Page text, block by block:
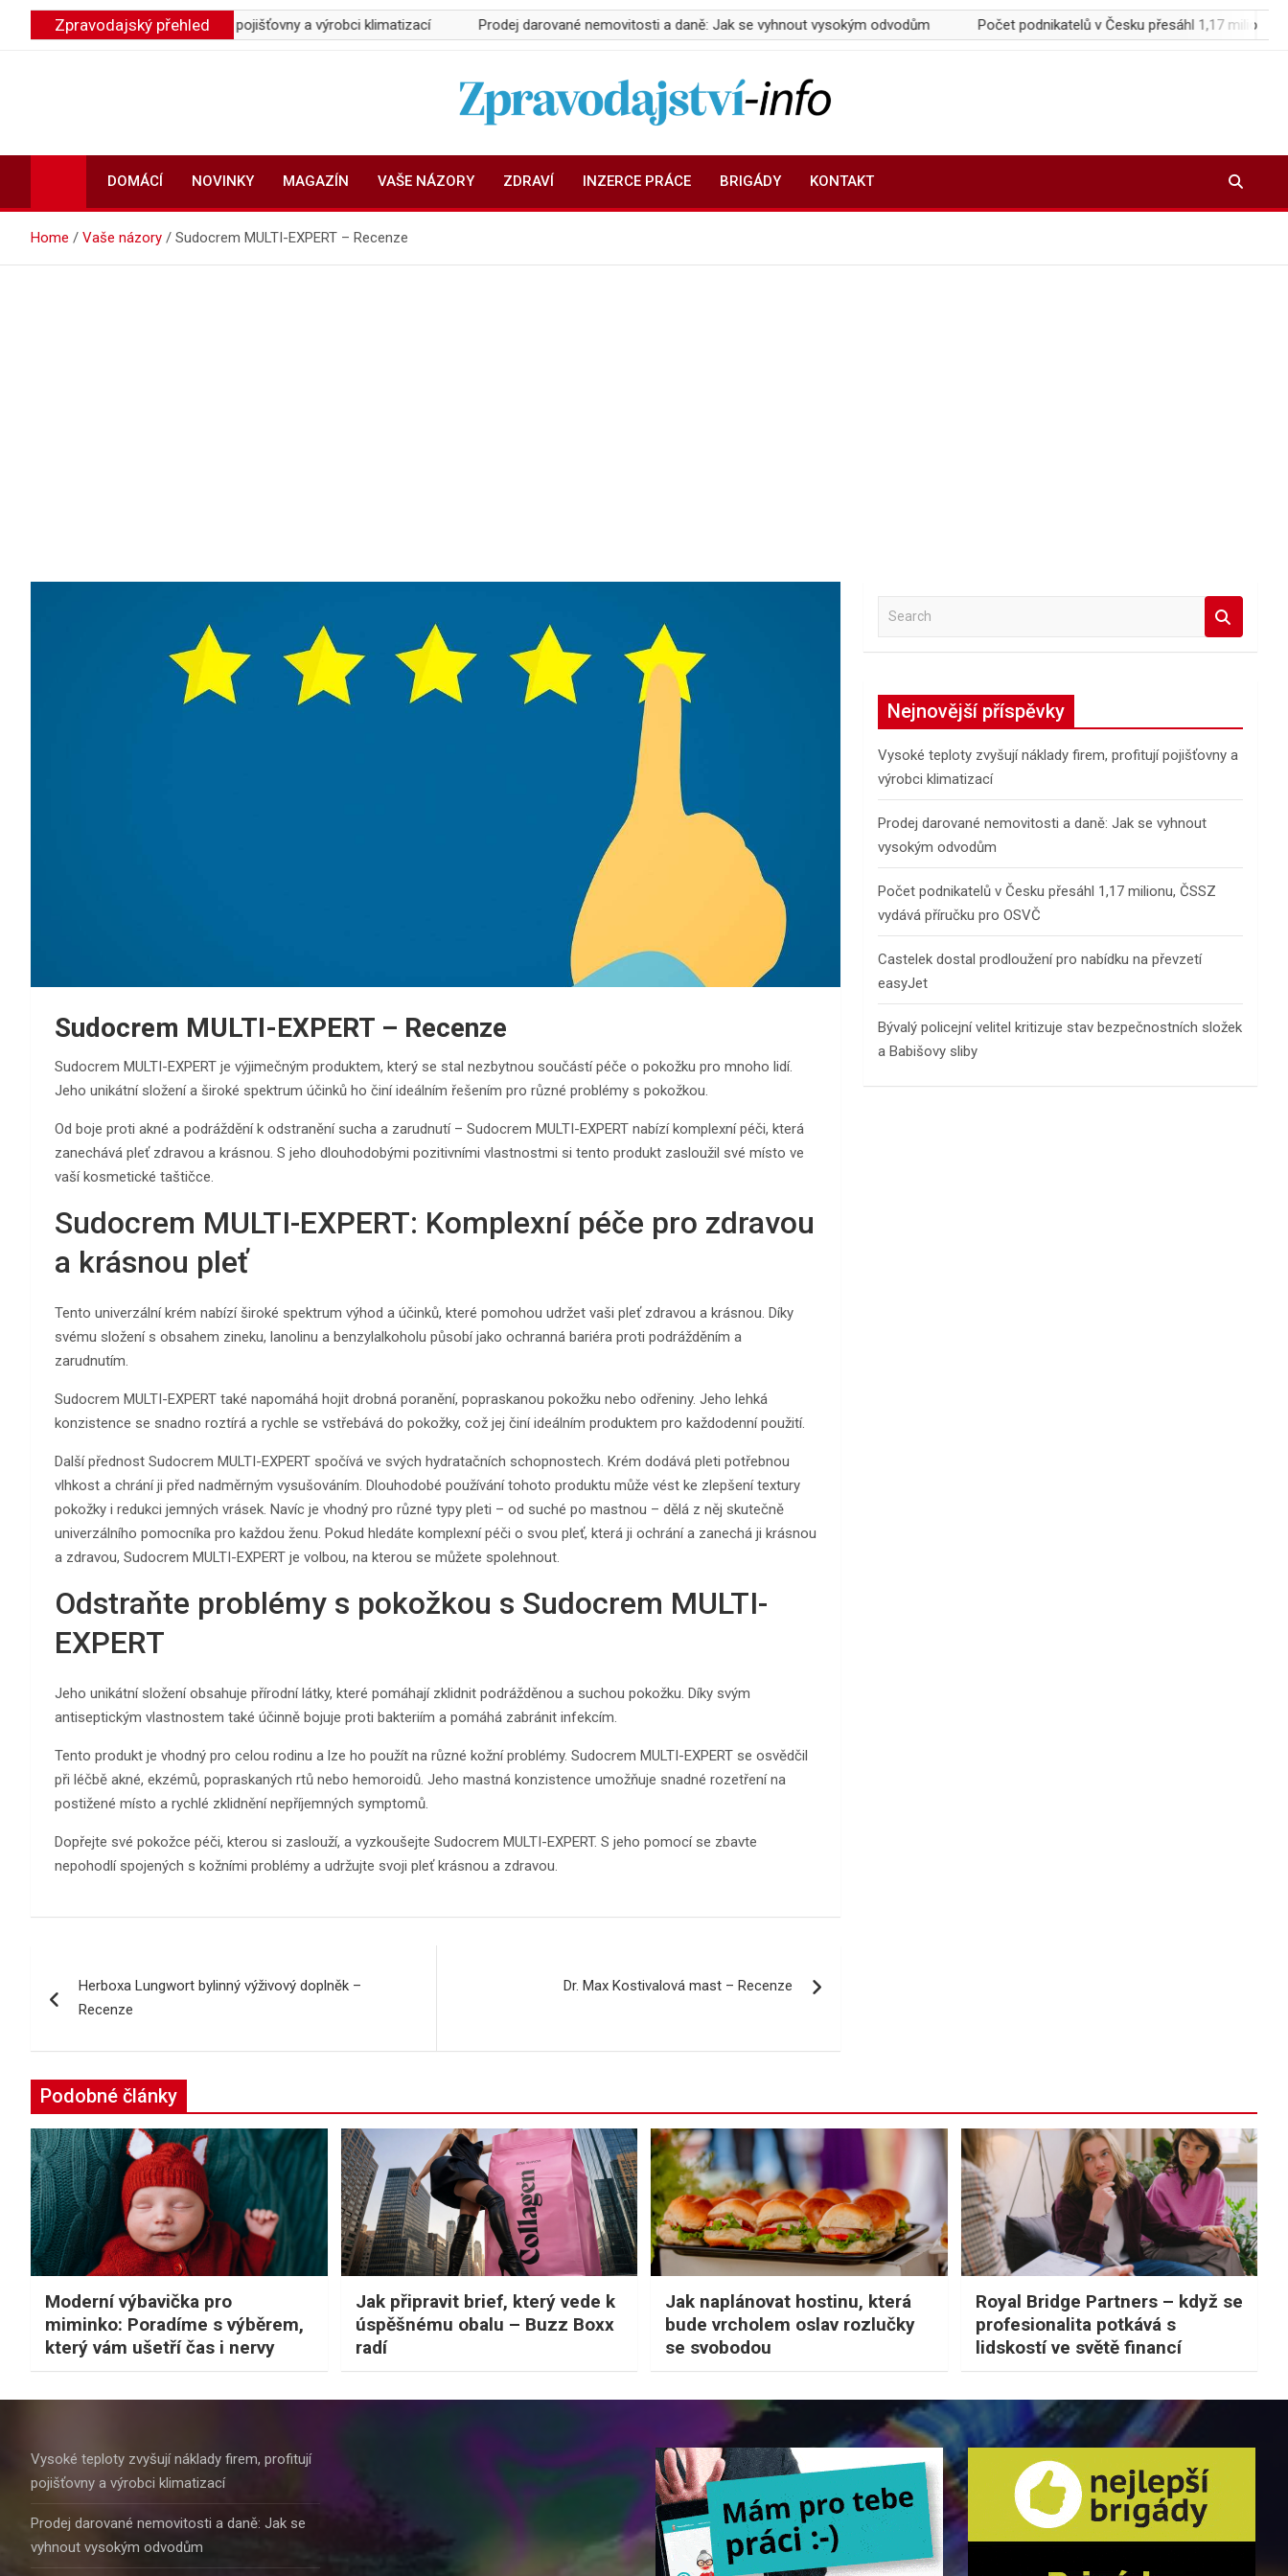
Zpravodajský přehled
náklady firem, profitují pojišťovny a výrobci klimatizací Prodej darované nemovitosti a daně: Jak se vyhnout vysokým odvodům Počet podnikatelů v Česku přesáhl 1,17 milionu, ČSSZ
Zpravodajství-info.cz
DOMÁCÍ NOVINKY MAGAZÍN VAŠE NÁZORY ZDRAVÍ INZERCE PRÁCE BRIGÁDY KONTAKT
Home Vaše názory Sudocrem MULTI-EXPERT – Recenze
Sudocrem MULTI-EXPERT – Recenze
Sudocrem MULTI-EXPERT je výjimečným produktem, který se stal nezbytnou součástí péče o pokožku pro mnoho lidí.
Jeho unikátní složení a široké spektrum účinků ho činí ideálním řešením pro různé problémy s pokožkou.
Od boje proti akné a podráždění k odstranění sucha a zarudnutí – Sudocrem MULTI-EXPERT nabízí komplexní péči, která
zanechává pleť zdravou a krásnou. S jeho dlouhodobými pozitivními vlastnostmi si tento produkt zasloužil své místo ve
vaší kosmetické taštičce.
Sudocrem MULTI-EXPERT: Komplexní péče pro zdravou
a krásnou pleť
Tento univerzální krém nabízí široké spektrum výhod a účinků, které pomohou udržet vaši pleť zdravou a krásnou. Díky
svému složení s obsahem zineku, lanolinu a benzylalkoholu působí jako ochranná bariéra proti podrážděním a
zarudnutím.
Sudocrem MULTI-EXPERT také napomáhá hojit drobná poranění, popraskanou pokožku nebo odřeniny. Jeho lehká
konzistence se snadno roztírá a rychle se vstřebává do pokožky, což jej činí ideálním produktem pro každodenní použití.
Další přednost Sudocrem MULTI-EXPERT spočívá ve svých hydratačních schopnostech. Krém dodává pleti potřebnou
vlhkost a chrání ji před nadměrným vysušováním. Dlouhodobé používání tohoto produktu může vést ke zlepšení textury
pokožky i redukci jemných vrásek. Navíc je vhodný pro různé typy pleti – od suché po mastnou – dělá z něj skutečně
univerzálního pomocníka pro každou ženu. Pokud hledáte komplexní péči o svou pleť, která ji ochrání a zanechá ji krásnou
a zdravou, Sudocrem MULTI-EXPERT je volbou, na kterou se můžete spolehnout.
Odstraňte problémy s pokožkou s Sudocrem MULTI-
EXPERT
Jeho unikátní složení obsahuje přírodní látky, které pomáhají zklidnit podrážděnou a suchou pokožku. Díky svým
antiseptickým vlastnostem také účinně bojuje proti bakteriím a pomáhá zabránit infekcím.
Tento produkt je vhodný pro celou rodinu a lze ho použít na různé kožní problémy. Sudocrem MULTI-EXPERT se osvědčil
při léčbě akné, ekzémů, popraskaných rtů nebo hemoroidů. Jeho mastná konzistence umožňuje snadné rozetření na
postižené místo a rychlé zklidnění nepříjemných symptomů.
Dopřejte své pokožce péči, kterou si zaslouží, a vyzkoušejte Sudocrem MULTI-EXPERT. S jeho pomocí se zbavte
nepohodlí spojených s kožními problémy a udržujte svoji pleť krásnou a zdravou.
pro
příspěvek
Herboxa Lungwort bylinný výživový doplněk –
Recenze
Dr. Max Kostivalová mast – Recenze
a
h
Nejnovější příspěvky
Vysoké teploty zvyšují náklady firem, profitují pojišťovny a
výrobci klimatizací
Prodej darované nemovitosti a daně: Jak se vyhnout
vysokým odvodům
Počet podnikatelů v Česku přesáhl 1,17 milionu, ČSSZ
vydává příručku pro OSVČ
Castelek dostal prodloužení pro nabídku na převzetí
easyJet
Bývalý policejní velitel kritizuje stav bezpečnostních složek
a Babišovy sliby
Podobné články
Moderní výbavička pro
miminko: Poradíme s výběrem,
který vám ušetří čas i nervy
Jak připravit brief, který vede k
úspěšnému obalu – Buzz Boxx
radí
Jak naplánovat hostinu, která
bude vrcholem oslav rozlučky
se svobodou
Royal Bridge Partners – když se
profesionalita potkává s
lidskostí ve světě financí
Vysoké teploty zvyšují náklady firem, profitují
pojišťovny a výrobci klimatizací
Prodej darované nemovitosti a daně: Jak se
vyhnout vysokým odvodům